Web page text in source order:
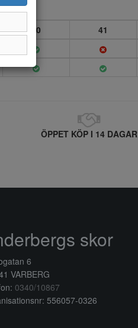
40 41
ÖPPET KÖP I 14 DAGAR
skor
6
VARBERG
0340/10867
556057-0326